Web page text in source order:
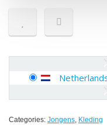
Categories: Jongens, Kleding